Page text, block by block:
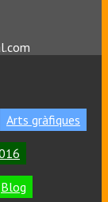
Arts gràfiques
Blog